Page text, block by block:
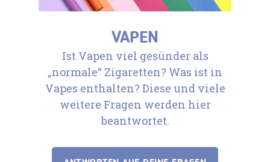
VAPEN
Ist Vapen viel gesünder als
„normale“ Zigaretten? Was ist in
Vapes enthalten? Diese und viele
weitere Fragen werden hier
beantwortet.